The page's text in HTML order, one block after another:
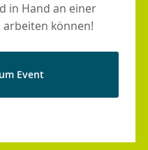
in Hand an einer
können!
Event